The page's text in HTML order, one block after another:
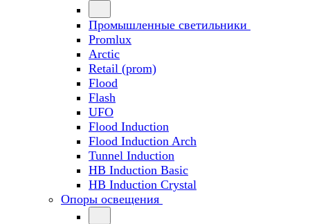
Промышленные светильники
Promlux
Arctic
Retail (prom)
Flood
Flash
UFO
Flood Induction
Flood Induction Arch
Tunnel Induction
HB Induction Basic
HB Induction Crystal
Опоры освещения